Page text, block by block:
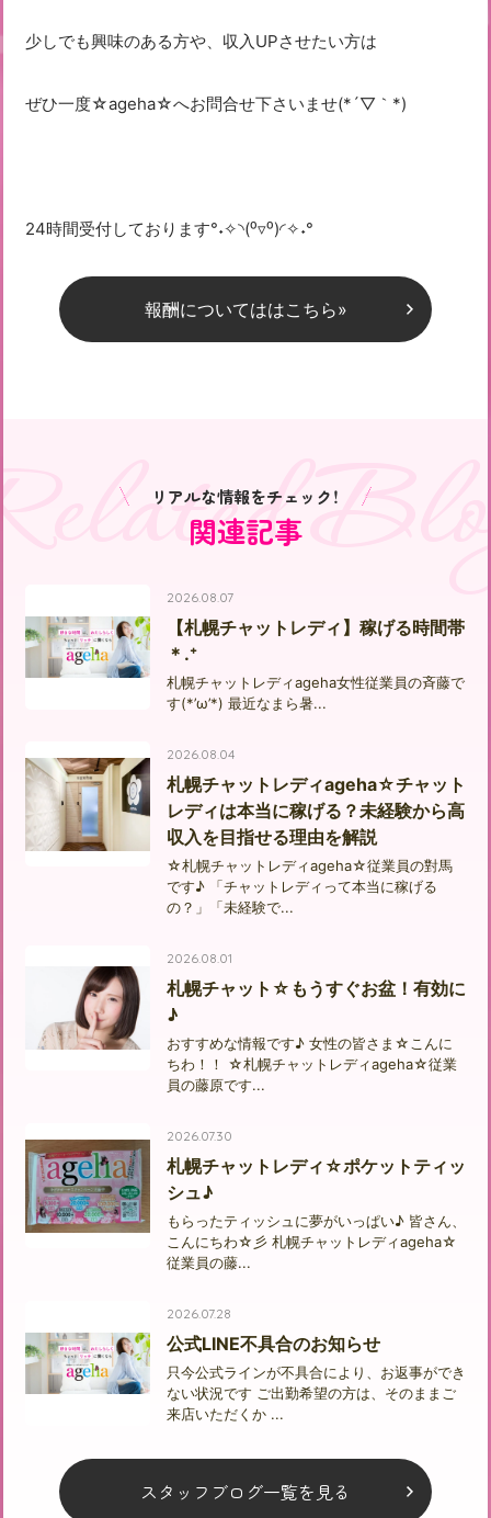
少しでも興味のある方や、収入UPさせたい方は
ぜひ一度☆ageha☆へお問合せ下さいませ(*´▽｀*)
24時間受付しております°˖✧◝(⁰▿⁰)◜✧˖°
報酬についてははこちら»
関連記事
リアルな情報をチェック！
2026.08.07
【札幌チャットレディ】稼げる時間帯
＊.⁺
札幌チャットレディageha女性従業員の斉藤で
す(*’ω’*) 最近なまら暑...
2026.08.04
札幌チャットレディageha☆チャット
レディは本当に稼げる？未経験から高
収入を目指せる理由を解説
☆札幌チャットレディageha☆従業員の對馬
です♪ 「チャットレディって本当に稼げる
の？」「未経験で...
2026.08.01
札幌チャット☆もうすぐお盆！有効に
♪
おすすめな情報です♪ 女性の皆さま☆こんに
ちわ！！ ☆札幌チャットレディageha☆従業
員の藤原です...
2026.07.30
札幌チャットレディ☆ポケットティッ
シュ♪
もらったティッシュに夢がいっぱい♪ 皆さん、
こんにちわ☆彡 札幌チャットレディageha☆
従業員の藤...
2026.07.28
公式LINE不具合のお知らせ
只今公式ラインが不具合により、お返事ができ
ない状況です ご出勤希望の方は、そのままご
来店いただくか ...
スタッフブログ一覧を見る